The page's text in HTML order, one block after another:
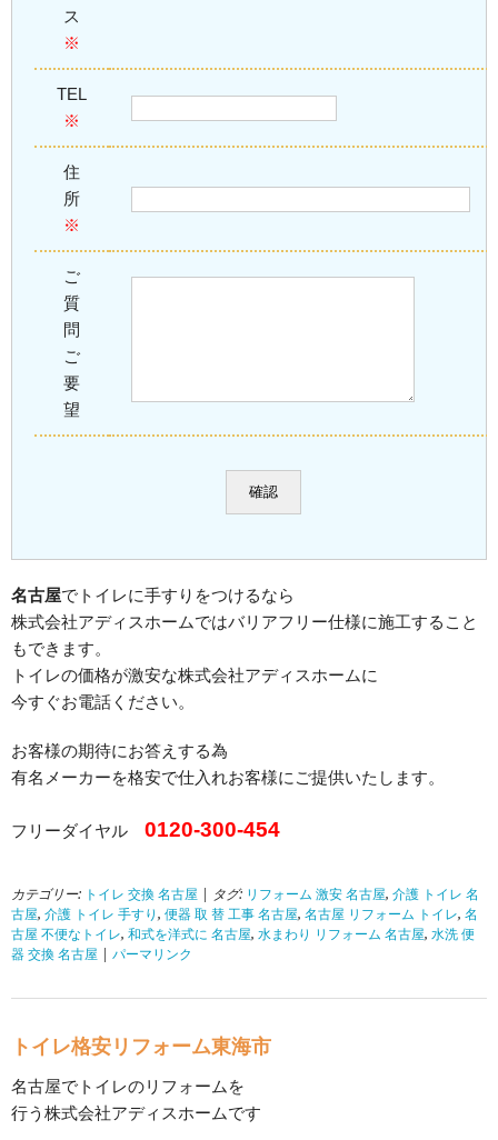
ス
※
TEL
※
住
所
※
ご
質
問
ご
要
望
名古屋でトイレに手すりをつけるなら
株式会社アディスホームではバリアフリー仕様に施工すること
もできます。
トイレの価格が激安な株式会社アディスホームに
今すぐお電話ください。
お客様の期待にお答えする為
有名メーカーを格安で仕入れお客様にご提供いたします。
フリーダイヤル 0120-300-454
カテゴリー: トイレ 交換 名古屋 | タグ: リフォーム 激安 名古屋, 介護 トイレ 名
古屋, 介護 トイレ 手すり , 便器 取 替 工事 名古屋, 名古屋 リフォーム トイレ, 名
古屋 不便なトイレ, 和式を洋式に 名古屋, 水まわり リフォーム 名古屋, 水洗 便
器 交換 名古屋
パーマリンク
トイレ格安リフォーム東海市
名古屋でトイレのリフォームを
行う株式会社アディスホームです